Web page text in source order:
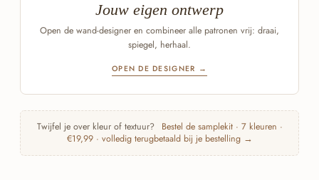
Jouw eigen ontwerp
Open de wand-designer en combineer alle patronen vrij: draai,
spiegel, herhaal.
OPEN DE DESIGNER →
Twijfel je over kleur of textuur?
Bestel de samplekit · 7 kleuren ·
€19,99 · volledig terugbetaald bij je bestelling →